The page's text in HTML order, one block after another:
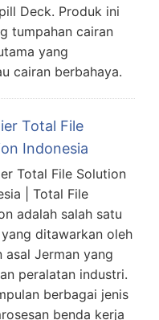
Deck. Produk ini
tumpahan cairan
yang
cairan berbahaya.
Total File
Indonesia
Total File Solution
| Total File
adalah salah satu
ditawarkan oleh
asal Jerman yang
peralatan industri.
berbagai jenis
benda kerja